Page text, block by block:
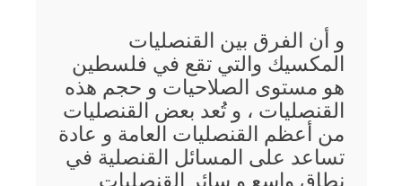
و أن الفرق بين القنصليات
المكسيك والتي تقع في فلسطين
هو مستوى الصلاحيات و حجم هذه
القنصليات ، و تُعد بعض القنصليات
من أعظم القنصليات العامة و عادة
تساعد على المسائل القنصلية في
نطاق واسع و سائر القنصليات